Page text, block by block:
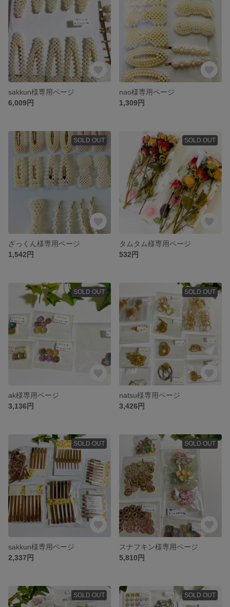
sakkun様専用ページ
6,009円
nao様専用ページ
1,309円
SOLD OUT
ざっくん様専用ページ
1,542円
SOLD OUT
タムタム様専用ページ
532円
SOLD OUT
ak様専用ページ
3,136円
SOLD OUT
natsu様専用ページ
3,426円
SOLD OUT
sakkun様専用ページ
2,337円
SOLD OUT
スナフキン様専用ページ
5,810円
SOLD OUT SOLD OUT